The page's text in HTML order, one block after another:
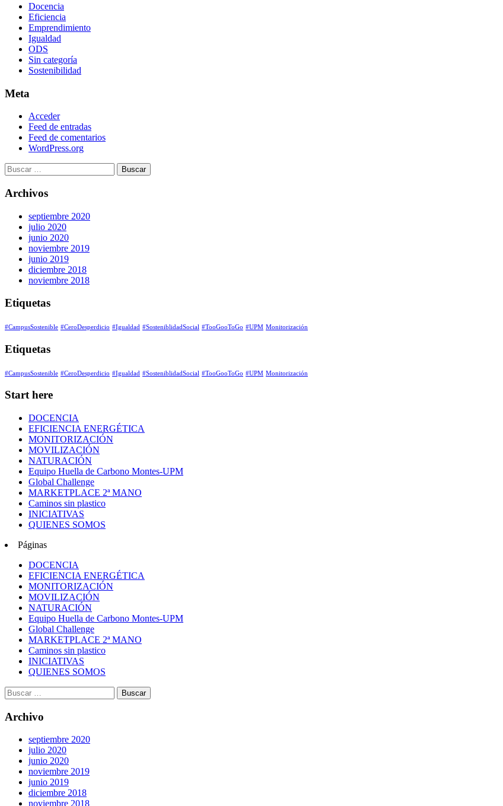
Docencia
Eficiencia
Emprendimiento
Igualdad
ODS
Sin categoría
Sostenibilidad
Meta
Acceder
Feed de entradas
Feed de comentarios
WordPress.org
Archivos
septiembre 2020
julio 2020
junio 2020
noviembre 2019
junio 2019
diciembre 2018
noviembre 2018
Etiquetas
#CampusSostenible #CeroDesperdicio #Igualdad #SosteniblidadSocial #TooGooToGo #UPM Monitorización
Etiquetas
#CampusSostenible #CeroDesperdicio #Igualdad #SosteniblidadSocial #TooGooToGo #UPM Monitorización
Start here
DOCENCIA
EFICIENCIA ENERGÉTICA
MONITORIZACIÓN
MOVILIZACIÓN
NATURACIÓN
Equipo Huella de Carbono Montes-UPM
Global Challenge
MARKETPLACE 2ª MANO
Caminos sin plastico
INICIATIVAS
QUIENES SOMOS
Páginas
DOCENCIA
EFICIENCIA ENERGÉTICA
MONITORIZACIÓN
MOVILIZACIÓN
NATURACIÓN
Equipo Huella de Carbono Montes-UPM
Global Challenge
MARKETPLACE 2ª MANO
Caminos sin plastico
INICIATIVAS
QUIENES SOMOS
Archivo
septiembre 2020
julio 2020
junio 2020
noviembre 2019
junio 2019
diciembre 2018
noviembre 2018